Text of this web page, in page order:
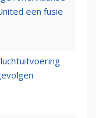
een fusie